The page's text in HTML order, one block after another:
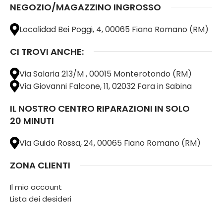
NEGOZIO/MAGAZZINO INGROSSO
Localidad Bei Poggi, 4, 00065 Fiano Romano (RM)
CI TROVI ANCHE:
Via Salaria 213/M , 00015 Monterotondo (RM)
Via Giovanni Falcone, 11, 02032 Fara in Sabina
IL NOSTRO CENTRO RIPARAZIONI IN SOLO
20 MINUTI
Via Guido Rossa, 24, 00065 Fiano Romano (RM)
ZONA CLIENTI
Il mio account
Lista dei desideri